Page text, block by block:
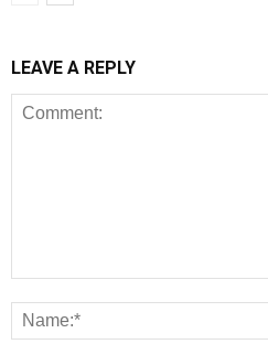
LEAVE A REPLY